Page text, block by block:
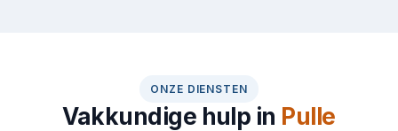
ONZE DIENSTEN
Vakkundige hulp in Pulle